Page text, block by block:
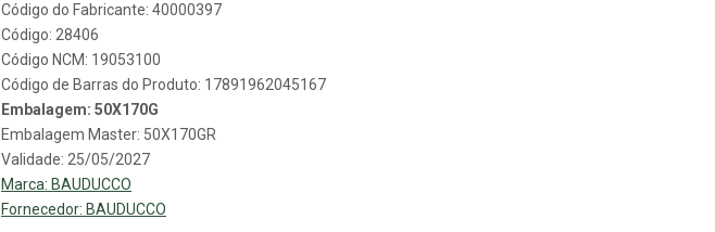
Código do Fabricante: 40000397
Código: 28406
Código NCM: 19053100
Código de Barras do Produto: 17891962045167
Embalagem: 50X170G
Embalagem Master: 50X170GR
Validade: 25/05/2027
Marca: BAUDUCCO
Fornecedor: BAUDUCCO